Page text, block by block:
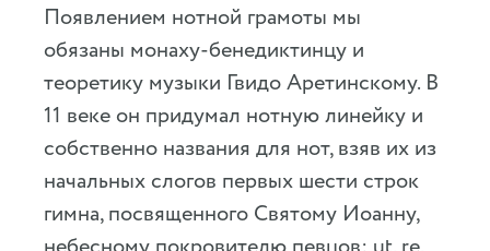
Появлением нотной грамоты мы
обязаны монаху-бенедиктинцу и
теоретику музыки Гвидо Аретинскому. В
11 веке он придумал нотную линейку и
собственно названия для нот, взяв их из
начальных слогов первых шести строк
гимна, посвященного Святому Иоанну,